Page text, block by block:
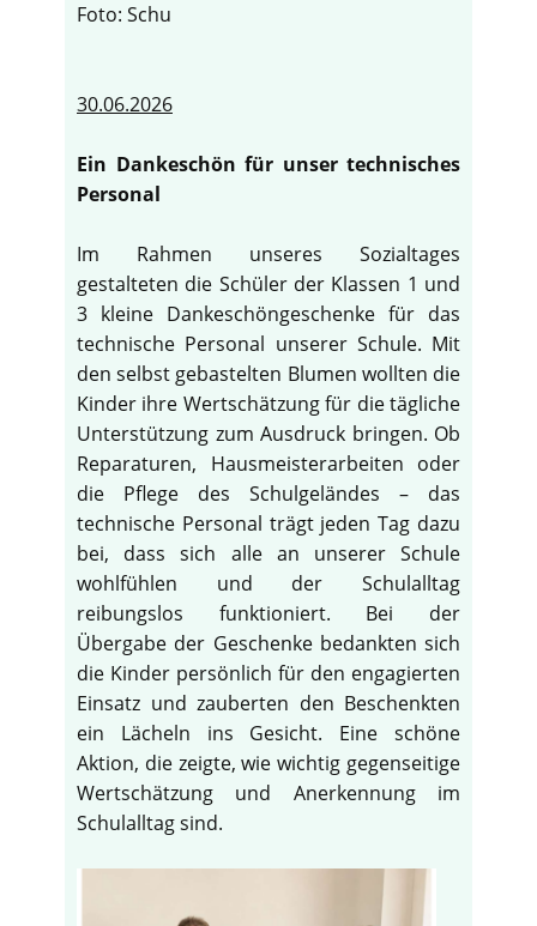
Foto: Schu
30.06.2026
Ein Dankeschön für unser technisches
Personal
Im Rahmen unseres Sozialtages
gestalteten die Schüler der Klassen 1 und
3 kleine Dankeschöngeschenke für das
technische Personal unserer Schule. Mit
den selbst gebastelten Blumen wollten die
Kinder ihre Wertschätzung für die tägliche
Unterstützung zum Ausdruck bringen. Ob
Reparaturen, Hausmeisterarbeiten oder
die Pflege des Schulgeländes – das
technische Personal trägt jeden Tag dazu
bei, dass sich alle an unserer Schule
wohlfühlen und der Schulalltag
reibungslos funktioniert. Bei der
Übergabe der Geschenke bedankten sich
die Kinder persönlich für den engagierten
Einsatz und zauberten den Beschenkten
ein Lächeln ins Gesicht. Eine schöne
Aktion, die zeigte, wie wichtig gegenseitige
Wertschätzung und Anerkennung im
Schulalltag sind.